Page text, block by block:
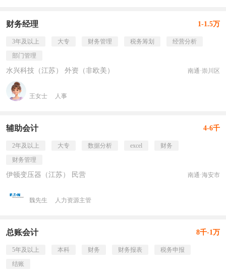
财务经理 1-1.5万
3年及以上 大专 财务管理 税务筹划
经营分析
部门管理
水兴科技（江苏） 外资（非欧美） 南通·崇川区
王女士 人事
辅助会计 4-6千
2年及以上 大专 数据分析 excel
财务
财务管理
伊顿变压器（江苏） 民营 南通·海安市
魏先生 人力资源主管
总账会计 8千-1万
5年及以上 本科 财务 财务报表
税务申报
结账